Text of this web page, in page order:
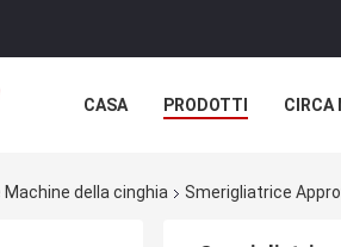
CASA PRODOTTI CIRCA
della cinghia Smerigliatrice